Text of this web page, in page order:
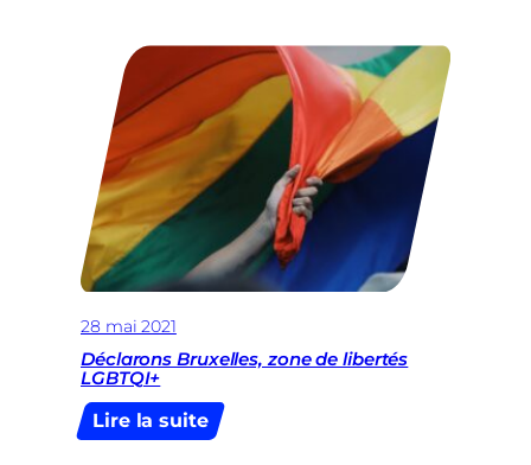
bruxellois
après
crise
28 mai 2021
Déclarons Bruxelles, zone de libertés
LGBTQI+
Lire la suite:
Déclarons